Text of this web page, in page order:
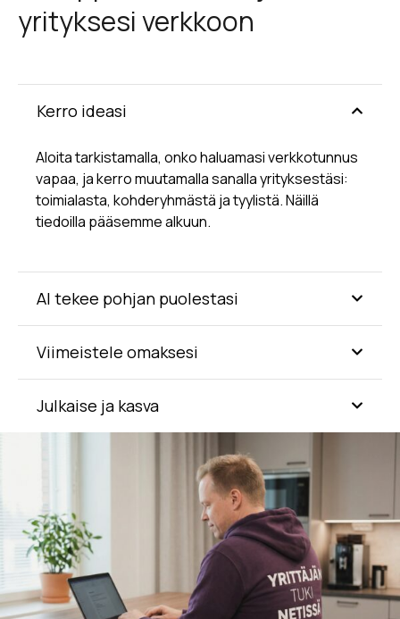
yrityksesi verkkoon
Kerro ideasi
Aloita tarkistamalla, onko haluamasi verkkotunnus
vapaa, ja kerro muutamalla sanalla yrityksestäsi:
toimialasta, kohderyhmästä ja tyylistä. Näillä
tiedoilla pääsemme alkuun.
AI tekee pohjan puolestasi
Viimeistele omaksesi
Julkaise ja kasva